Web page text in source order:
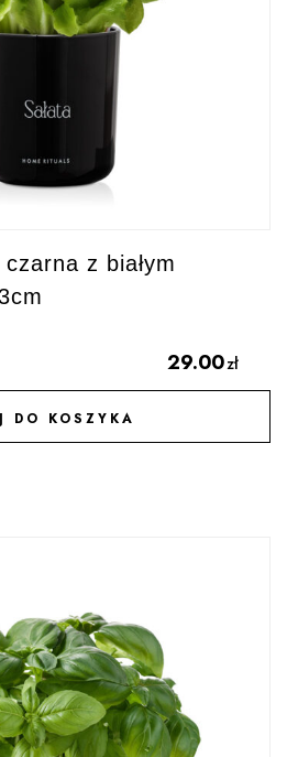
z białym
29.00zł
DO KOSZYKA
DO ULUBIONYCH